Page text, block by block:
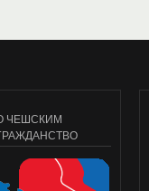
ЧЕШСКИМ